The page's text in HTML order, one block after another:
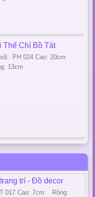
Thế Chí Bồ Tát
PH 024 Cao: 20cm
13cm
trí - Đồ decor
017 Cao: 7cm Rộng: